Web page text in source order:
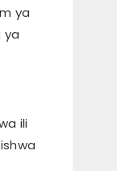
ya
ya
ili